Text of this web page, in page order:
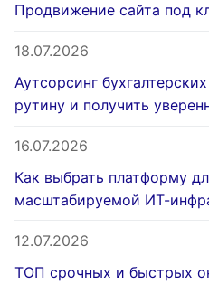
Продвижение сайта под
18.07.2026
Аутсорсинг
рутину и получить
16.07.2026
Как выбрать платформу
масштабируемой ИТ-
12.07.2026
ТОП срочных и быстрых